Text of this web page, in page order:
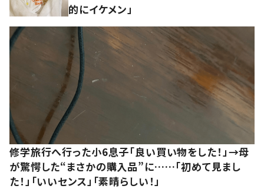
的にイケメン」
修学旅行へ行った小6息子「良い買い物をした！」→母
が驚愕した“まさかの購入品”に……「初めて見まし
た！」「いいセンス」「素晴らしい！」